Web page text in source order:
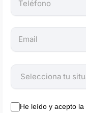
He leído y acepto la